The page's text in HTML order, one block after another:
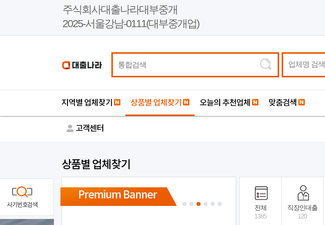
주식회사대출나라대부중개
2025-서울강남-0111(대부중개업)
업체명 검색
지역별 업체찾기 상품별 업체찾기 오늘의 추천업체 맞춤검색
고객센터
상품별 업체찾기
Premium Banner
전체
1385
직장인대출
120
사기번호검색